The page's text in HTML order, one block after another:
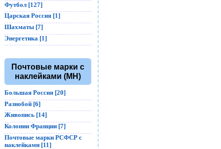
Футбол [127]
Царская Россия [1]
Шахматы [7]
Энергетика [1]
Почтовые марки с
наклейками (MH)
Большая Россия [20]
Разнобой [6]
Живопись [14]
Колонии Франции [7]
Почтовые марки РСФСР с
наклейками [11]